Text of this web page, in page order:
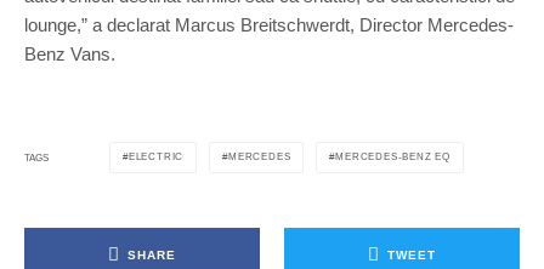
lounge,” a declarat Marcus Breitschwerdt, Director Mercedes-
Benz Vans.
TAGS ELECTRIC MERCEDES MERCEDES-BENZ EQ
SHARE TWEET